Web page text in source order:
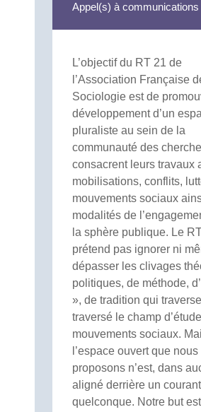
Appel(s) à communications
L’objectif du RT 21 de
l’Association Française
Sociologie est de
développement d’un
pluraliste au sein de la
communauté des
consacrent leurs travaux
mobilisations, conflits,
mouvements sociaux
modalités de
la sphère publique. Le
prétend pas ignorer ni
dépasser les clivages
politiques, de méthode,
», de tradition qui
traversé le champ
mouvements sociaux.
l’espace ouvert que nous
proposons n’est, dans
aligné derrière un courant
quelconque. Notre but est